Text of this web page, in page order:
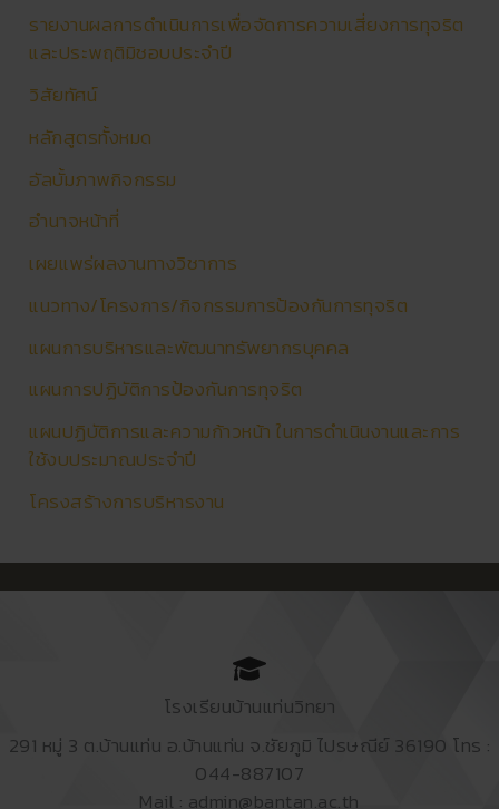
รายงานผลการดำเนินการเพื่อจัดการความเสี่ยงการทุจริต
และประพฤติมิชอบประจำปี
วิสัยทัศน์
หลักสูตรทั้งหมด
อัลบั้มภาพกิจกรรม
อำนาจหน้าที่
เผยแพร่ผลงานทางวิชาการ
แนวทาง/โครงการ/กิจกรรมการป้องกันการทุจริต
แผนการบริหารและพัฒนาทรัพยากรบุคคล
แผนการปฏิบัติการป้องกันการทุจริต
แผนปฏิบัติการและความก้าวหน้า ในการดำเนินงานและการ
ใช้งบประมาณประจำปี
โครงสร้างการบริหารงาน
โรงเรียนบ้านแท่นวิทยา
291 หมู่ 3 ต.บ้านแท่น อ.บ้านแท่น จ.ชัยภูมิ ไปรษณีย์ 36190 โทร :
044-887107
Mail : admin@bantan.ac.th